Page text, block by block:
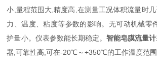
小,量程范围大,精度高,在测量工况体积流量时
力、温度、粘度等参数的影响。无可动机械零
护量小。仪表参数能长期稳定。 智能皂膜流量计
器,可靠性高,可在-20℃～+350℃的工作温度范围